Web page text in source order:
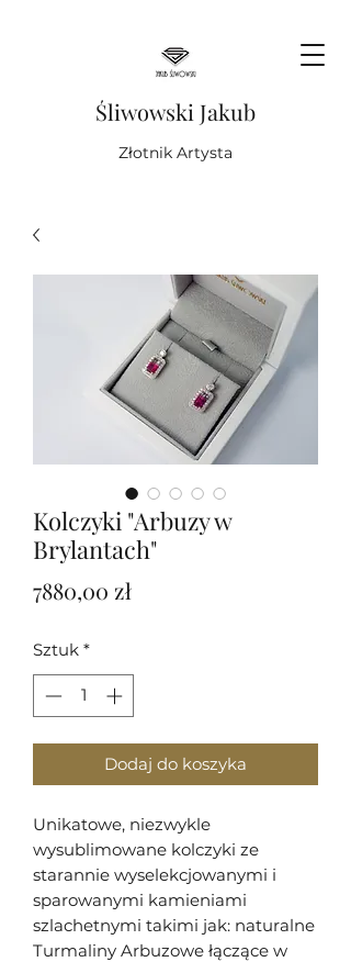
Śliwowski Jakub
Złotnik Artysta
Kolczyki "Arbuzy w
Brylantach"
7880,00 złCena
Sztuk *
Dodaj do koszyka
Unikatowe, niezwykle
wysublimowane kolczyki ze
starannie wyselekcjowanymi i
sparowanymi kamieniami
szlachetnymi takimi jak: naturalne
Turmaliny Arbuzowe łączące w